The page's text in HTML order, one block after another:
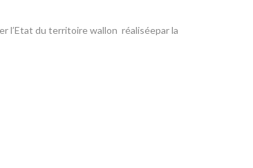
l’Etat du territoire wallon réaliséepar la